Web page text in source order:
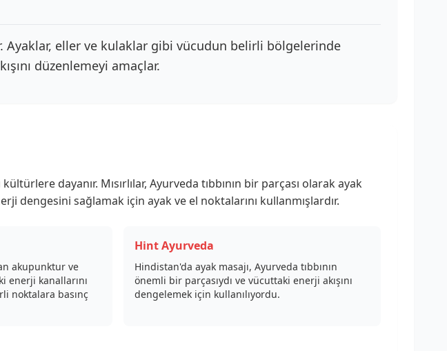
eller ve kulaklar gibi vücudun belirli bölgelerinde
düzenlemeyi amaçlar.
dayanır. Mısırlılar, Ayurveda tıbbının bir parçası olarak ayak
dengesini sağlamak için ayak ve el noktalarını kullanmışlardır.
akupunktur ve
enerji kanallarını
noktalara basınç
Hint Ayurveda
Hindistan'da ayak masajı, Ayurveda tıbbının
önemli bir parçasıydı ve vücuttaki enerji akışını
dengelemek için kullanılıyordu.